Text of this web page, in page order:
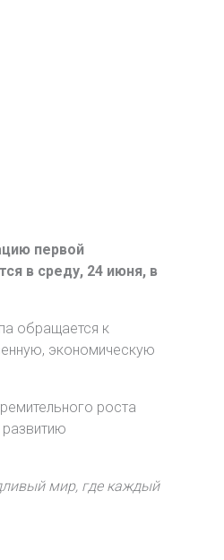
первой
в среду, 24 июня, в
обращается к
экономическую
роста
мир, где каждый